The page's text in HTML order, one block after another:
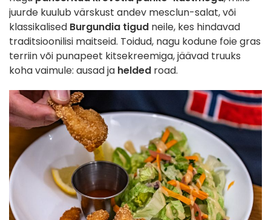
juurde kuulub värskust andev mesclun-salat, või
klassikalised Burgundia tigud neile, kes hindavad
traditsioonilisi maitseid. Toidud, nagu kodune foie gras
terriin või punapeet kitsekreemiga, jäävad truuks
koha vaimule: ausad ja helded road.